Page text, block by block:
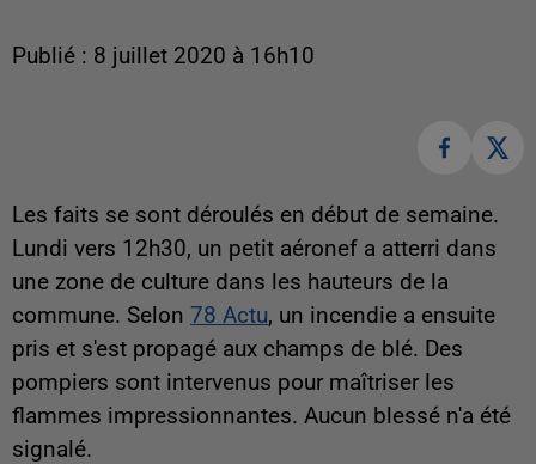
Publié : 8 juillet 2020 à 16h10
Les faits se sont déroulés en début de semaine.
Lundi vers 12h30, un petit aéronef a atterri dans
une zone de culture dans les hauteurs de la
commune. Selon 78 Actu, un incendie a ensuite
pris et s'est propagé aux champs de blé. Des
pompiers sont intervenus pour maîtriser les
flammes impressionnantes. Aucun blessé n'a été
signalé.